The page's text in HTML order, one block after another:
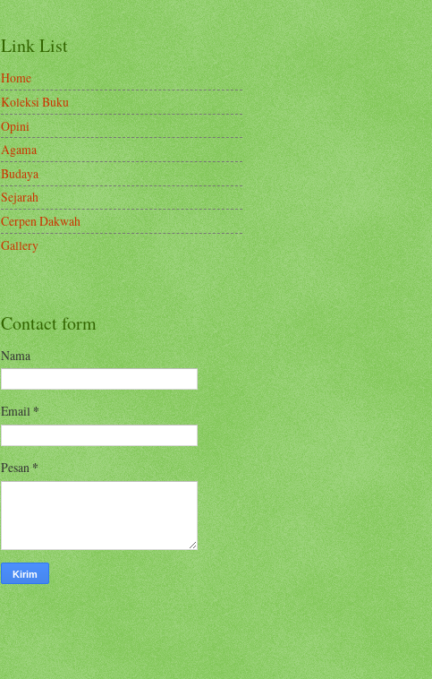
Link List
Home
Koleksi Buku
Opini
Agama
Budaya
Sejarah
Cerpen Dakwah
Gallery
Contact form
Nama
Email*
Pesan*